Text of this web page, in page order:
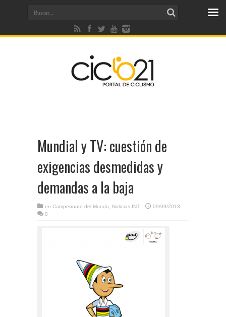
Mundial y TV: cuestión de
exigencias desmedidas y
demandas a la baja
en Campeonato del Mundo Noticias INT
09/09/2013
0